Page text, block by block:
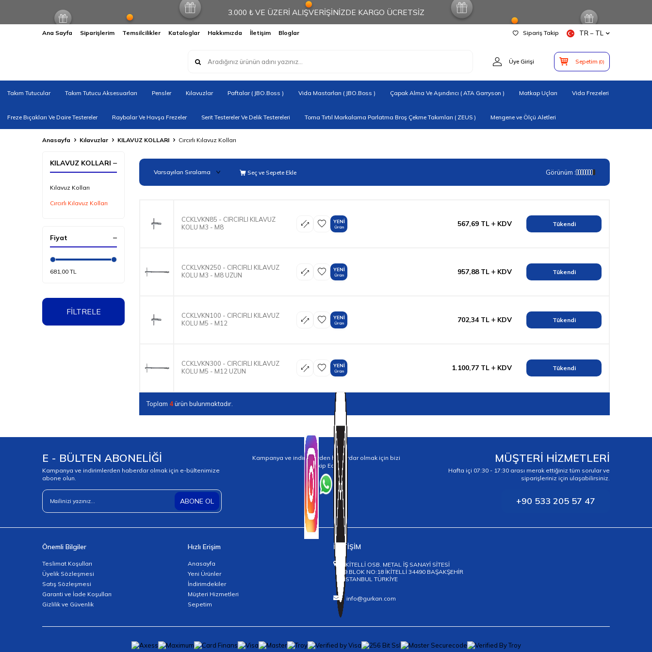
3.000 ₺ VE ÜZERİ ALIŞVERİŞİNİZDE KARGO ÜCRETSİZ
Ana Sayfa Siparişlerim Temsilcilikler Kataloglar Hakkımızda İletişim Bloglar Sipariş Takip TR − TL
Üye Girişi Sepetim (0)
Takım Tutucular Takım Tutucu Aksesuarları Pensler Kılavuzlar Paftalar ( JBO.Boss ) Vida Mastarları ( JBO.Boss ) Çapak Alma Ve Aşındırıcı ( ATA Garryson ) Matkap Uçları Vida Frezeleri
Freze Bıçakları Ve Daire Testereler Raybalar Ve Havşa Frezeler Serit Testereler Ve Delik Testereleri Torna Tırtıl Markalama Parlatma Broş Çekme Takımları ( ZEUS ) Mengene ve Ölçü Aletleri
Anasayfa Kılavuzlar KILAVUZ KOLLARI Cırcırlı Kılavuz Kolları
KILAVUZ KOLLARI
Kılavuz Kolları
Cırcırlı Kılavuz Kolları
Fiyat
681,00 TL
FİLTRELE
Seç ve Sepete Ekle Görünüm :
CCKLVKN85 - CIRCIRLI KILAVUZ
KOLU M3 - M8
YENI
Ürün 567,69 TL KDV Tükendi
CCKLVKN250 - CIRCIRLI KILAVUZ
KOLU M3 - M8 UZUN
YENI
Ürün 957,88TL KDV Tükendi
CCKLVKN100 - CIRCIRLI KILAVUZ
KOLU M5 - M12
YENI
Ürün 702,34 TL KDV Tükendi
CCKLVKN300 - CIRCIRLI KILAVUZ
KOLU M5 - M12 UZUN
YENI
Ürün 1.100,77 TL KDV Tükendi
Toplam 4ürün bulunmaktadır.
E - BÜLTEN ABONELİĞİ
Kampanya ve indirimlerden haberdar olmak için e-bültenimize
abone olun.
ABONE OL
Kampanya ve indirimlerden haberdar olmak için bizi
Takip Edin!
MÜŞTERİ HİZMETLERİ
Hafta içi 07:30 - 17:30 arası merak ettiğiniz tüm sorular ve
siparişleriniz için ulaşabilirsiniz.
+90 533 205 57 47
Önemli Bilgiler
Teslimat Koşulları
Üyelik Sözleşmesi
Satış Sözleşmesi
Garanti ve İade Koşulları
Gizlilik ve Güvenlik
Hızlı Erişim
Anasayfa
Yeni Ürünler
İndirimdekiler
Müşteri Hizmetleri
Sepetim
İLETİŞİM
İKİTELLİ OSB. METAL İŞ SANAYİ SİTESİ
9.BLOK NO:18 İKİTELLİ 34490 BAŞAKŞEHİR
İSTANBUL TÜRKİYE
info@gurkan.com